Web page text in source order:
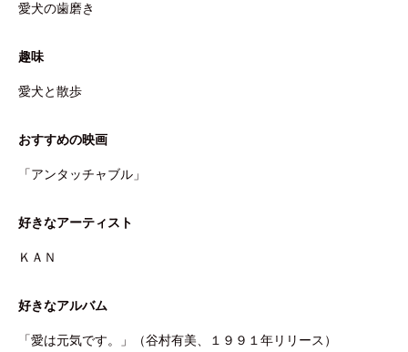
愛犬の歯磨き
趣味
愛犬と散歩
おすすめの映画
「アンタッチャブル」
好きなアーティスト
ＫＡＮ
好きなアルバム
「愛は元気です。」（谷村有美、１９９１年リリース）